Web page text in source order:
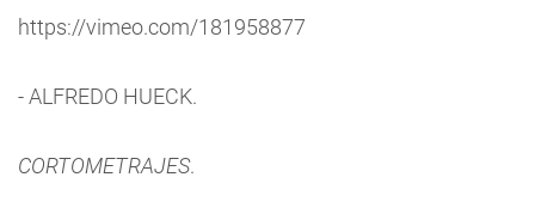
https://vimeo.com/181958877
- ALFREDO HUECK.
CORTOMETRAJES.